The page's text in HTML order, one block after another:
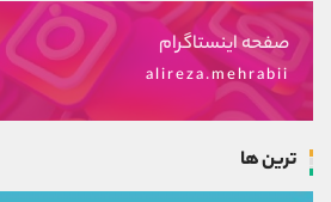
صفحه اینستاگرام
alireza.mehrabii
ترین ها